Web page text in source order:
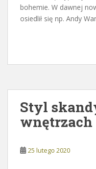
bohemie. W dawnej
osiedlił się np. Andy
Styl
wnętrzach
25 lutego 2020